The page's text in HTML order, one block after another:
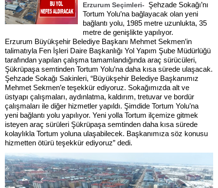
Erzurum Seçimleri-
Şehzade Sokağı’nı
Tortum Yolu’na bağlayacak olan yeni
bağlantı yolu, 1985 metre uzunlukta, 35
metre de genişlikte yapılıyor.
Erzurum Büyükşehir Belediye Başkanı Mehmet Sekmen’in
talimatıyla Fen İşleri Daire Başkanlığı Yol Yapım Şube Müdürlüğü
tarafından yapılan çalışma tamamlandığında araç sürücüleri,
Şükrüpaşa semtinden Tortum Yolu’na daha kısa sürede ulaşacak.
Şehzade Sokağı Sakinleri, “Büyükşehir Belediye Başkanımız
Mehmet Sekmen’e teşekkür ediyoruz. Sokağımızda alt ve
üstyapı çalışmaları, aydınlatma, kaldırım, tretuvar ve bordür
çalışmaları ile diğer hizmetler yapıldı. Şimdide Tortum Yolu’na
yeni bağlantı yolu yapılıyor. Yeni yolla Tortum ilçemize gitmek
isteyen araç sürüleri Şükrüpaşa semtinden daha kısa sürede
kolaylıkla Tortum yoluna ulaşabilecek. Başkanımıza söz konusu
hizmetten ötürü teşekkür ediyoruz” dedi.